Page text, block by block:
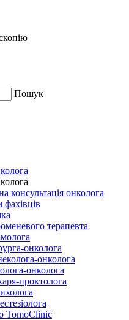
Пошук
консультація онколога
терапевта
онколога
онколога
онколога
проктолога
TomoClinic